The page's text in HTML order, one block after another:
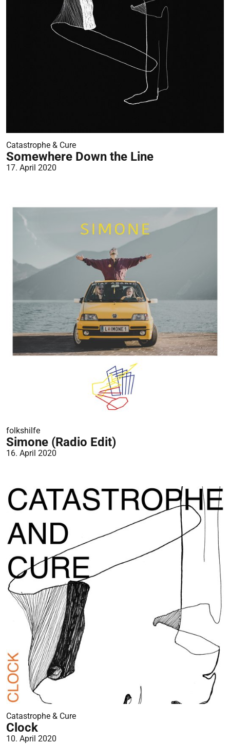
Catastrophe & Cure
Somewhere Down the Line
17. April 2020
folkshilfe
Simone (Radio Edit)
16. April 2020
Catastrophe & Cure
Clock
10. April 2020